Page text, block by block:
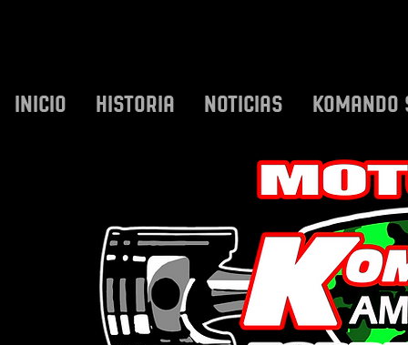
INICIO HISTORIA NOTICIAS KOMANDO